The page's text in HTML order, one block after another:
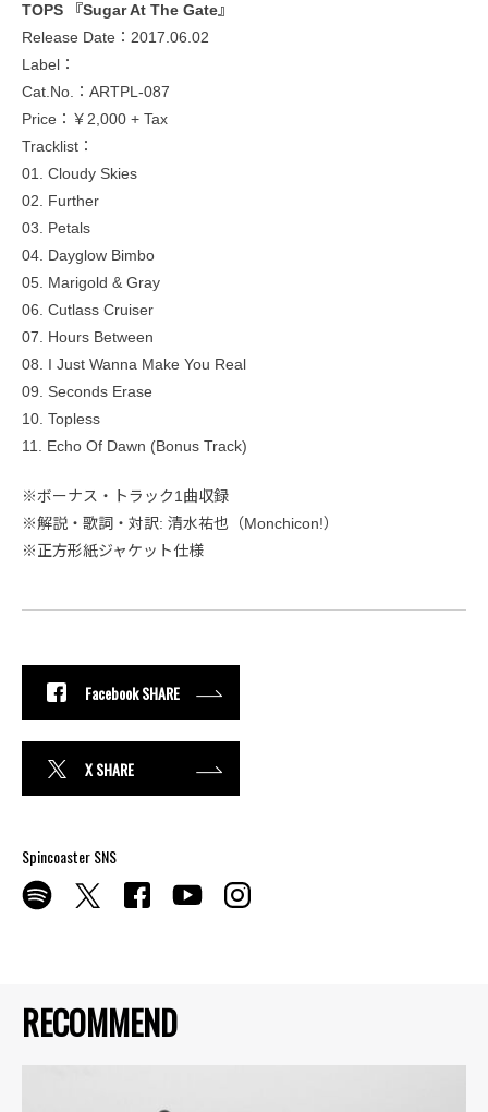
RECOMMEND
TOPS 『Sugar At The Gate』
Release Date：2017.06.02
Label：
Cat.No.：ARTPL-087
Price：￥2,000 + Tax
Tracklist：
01. Cloudy Skies
02. Further
03. Petals
04. Dayglow Bimbo
05. Marigold & Gray
06. Cutlass Cruiser
07. Hours Between
08. I Just Wanna Make You Real
09. Seconds Erase
10. Topless
11. Echo Of Dawn (Bonus Track)
※ボーナス・トラック1曲収録
※解説・歌詞・対訳: 清水祐也（Monchicon!）
※正方形紙ジャケット仕様
Facebook SHARE
X SHARE
Spincoaster SNS